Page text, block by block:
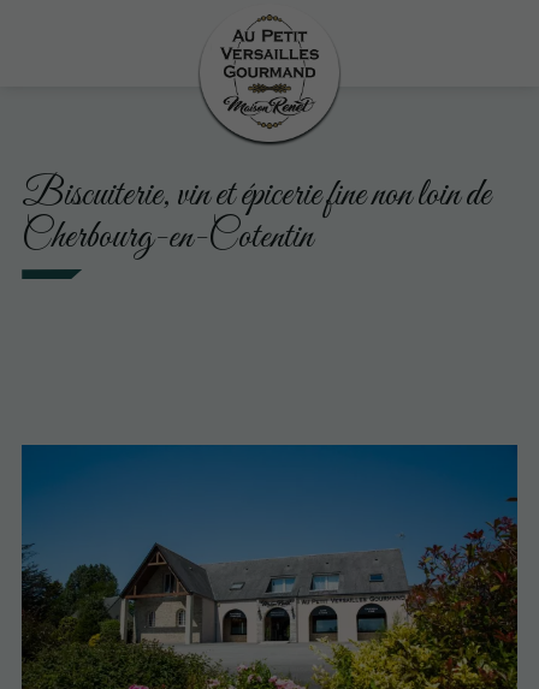
Biscuiterie, vin et épicerie fine non loin de
Cherbourg-en-Cotentin